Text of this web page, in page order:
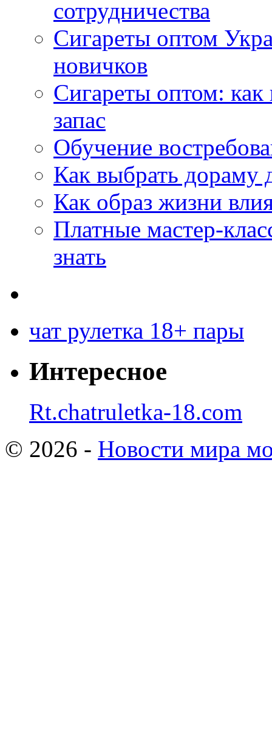
сотрудничества
Сигареты оптом
новичков
Сигареты оптом:
запас
Обучение
Как выбрать дораму
Как образ жизни
Платные мастер-
знать
чат рулетка 18+ пары
Интересное
Rt.chatruletka-18.com
© 2026 - Новости мира